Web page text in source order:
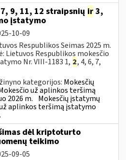
9, 11, 12 straipsnių ir 3,
įstatymo
10-09
Respublikos Seimas 2025 m.
Lietuvos Respublikos mokesčio
Nr. VIII-1183 1, 2, 4, 6, 7,
kategorijos: Mokesčių
už aplinkos teršimą
2026 m. Mokesčių įstatymų
aplinkos teršimą įstatymo
dėl kriptoturto
teikimo
09-05